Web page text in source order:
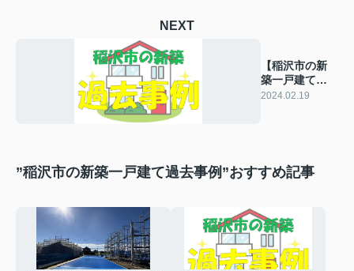
NEXT
【稲沢市の新
築一戸建て】
過去の販売事
2024.02.19
”稲沢市の新築一戸建て過去事例”おすすめ記事